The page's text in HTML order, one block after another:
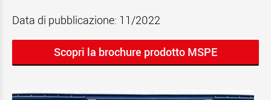
Data di pubblicazione: 11/2022
Scopri la brochure prodotto MSPE